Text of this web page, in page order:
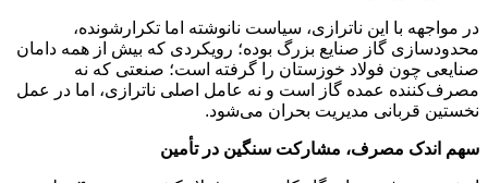
در مواجهه با این ناترازی، سیاست نانوشته اما تکرارشونده،
محدودسازی گاز صنایع بزرگ بوده؛ رویکردی که بیش از همه دامان
صنایعی چون فولاد خوزستان را گرفته است؛ صنعتی که نه
مصرف‌کننده عمده گاز است و نه عامل اصلی ناترازی، اما در عمل
نخستین قربانی مدیریت بحران می‌شود.
سهم اندک مصرف، مشارکت سنگین در تأمین